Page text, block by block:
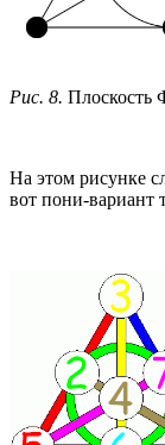
Рис. 8. Плоскость
На этом рисунке
вот пони-вариант